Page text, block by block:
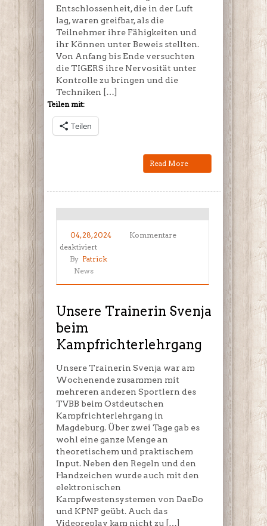
Entschlossenheit, die in der Luft
lag, waren greifbar, als die
Teilnehmer ihre Fähigkeiten und
ihr Können unter Beweis stellten.
Von Anfang bis Ende versuchten
die TIGERS ihre Nervosität unter
Kontrolle zu bringen und die
Techniken […]
Teilen mit:
Teilen
Read More
04, 28, 2024
Kommentare
deaktiviertfür
Unsere
Svenja
Kampfrichterlehrgang
By Patrick
News
Unsere Trainerin Svenja
beim
Kampfrichterlehrgang
Unsere Trainerin Svenja war am
Wochenende zusammen mit
mehreren anderen Sportlern des
TVBB beim Ostdeutschen
Kampfrichterlehrgang in
Magdeburg. Über zwei Tage gab es
wohl eine ganze Menge an
theoretischem und praktischem
Input. Neben den Regeln und den
Handzeichen wurde auch mit den
elektronischen
Kampfwestensystemen von DaeDo
und KPNP geübt. Auch das
Videoreplay kam nicht zu […]